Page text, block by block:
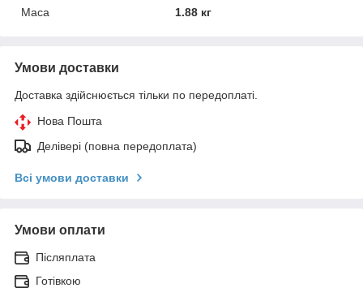
Маса
1.88 кг
Умови доставки
Доставка здійснюється тільки по передоплаті.
Нова Пошта
Делівері (повна передоплата)
Всі умови доставки
Умови оплати
Післяплата
Готівкою